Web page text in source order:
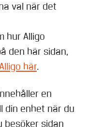
val när det
hur Alligo
den här sidan,
här.
en
din enhet när du
besöker sidan